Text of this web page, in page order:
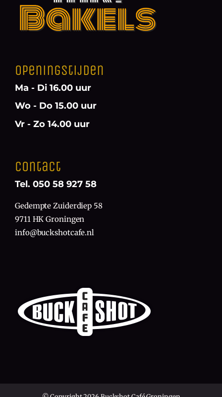
Openingstijden
Ma - Di 16.00 uur
Wo - Do 15.00 uur
Vr - Zo 14.00 uur
Contact
Tel. 050 58 927 58
Gedempte Zuiderdiep 58
9711 HK Groningen
info@buckshotcafe.nl